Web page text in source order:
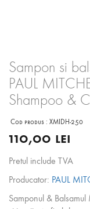
Sampon si
PAUL
Shampoo &
Cod produs : XMIDH-250
110,00 lei
Pretul include TVA
Producator: PAUL
Samponul &